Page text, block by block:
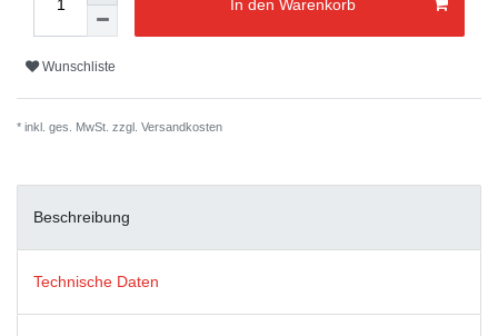
In den Warenkorb
Wunschliste
* inkl. ges. MwSt. zzgl. Versandkosten
Beschreibung
Technische Daten